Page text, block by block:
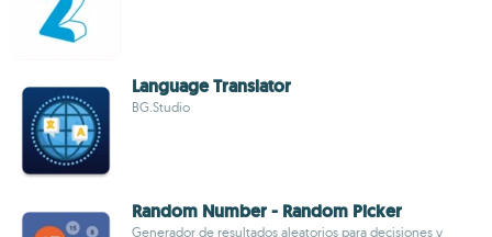
Language Translator
BG.Studio
Random Number - Random Picker
Generador de resultados aleatorios para decisiones y